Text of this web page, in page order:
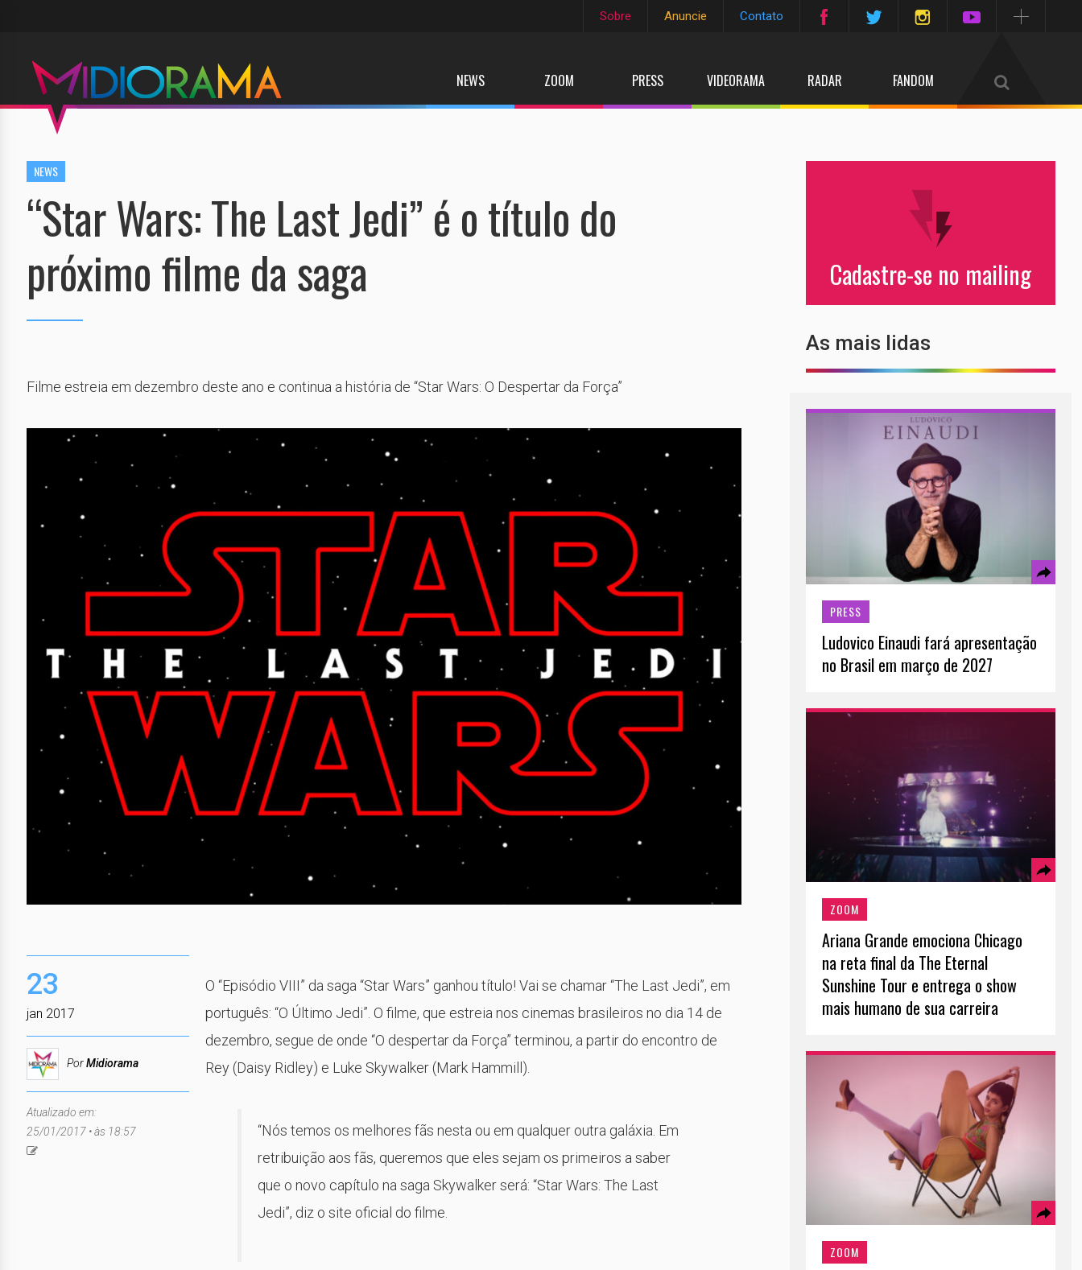
Sobre Anuncie Contato
NEWS ZOOM PRESS VIDEORAMA RADAR FANDOM
Cadastre-se no mailing
As mais lidas
PRESS
Ludovico Einaudi fará apresentação
no Brasil em março de 2027
ZOOM
Ariana Grande emociona Chicago
na reta final da The Eternal
Sunshine Tour e entrega o show
mais humano de sua carreira
ZOOM
NEWS
“Star Wars: The Last Jedi” é o título do
próximo filme da saga
Filme estreia em dezembro deste ano e continua a história de “Star Wars: O Despertar da Força”
23
jan 2017
PorMidiorama
Atualizado em:
25/01/2017 • às 18:57
O “Episódio VIII” da saga “Star Wars” ganhou título! Vai se chamar “The Last Jedi”, em
português: “O Último Jedi”. O filme, que estreia nos cinemas brasileiros no dia 14 de
dezembro, segue de onde “O despertar da Força” terminou, a partir do encontro de
Rey (Daisy Ridley) e Luke Skywalker (Mark Hammill).
“Nós temos os melhores fãs nesta ou em qualquer outra galáxia. Em
retribuição aos fãs, queremos que eles sejam os primeiros a saber
que o novo capítulo na saga Skywalker será: “Star Wars: The Last
Jedi”, diz o site oficial do filme.